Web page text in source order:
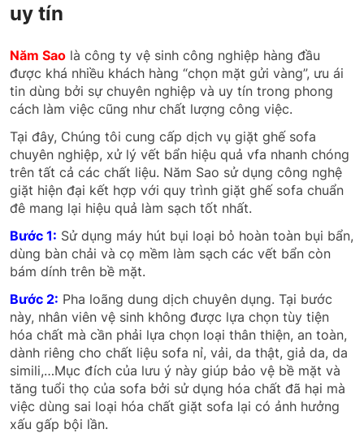
uy tín
Năm Sao là công ty vệ sinh công nghiệp hàng đầu
được khá nhiều khách hàng “chọn mặt gửi vàng”, ưu ái
tin dùng bởi sự chuyên nghiệp và uy tín trong phong
cách làm việc cũng như chất lượng công việc.
Tại đây, Chúng tôi cung cấp dịch vụ giặt ghế sofa
chuyên nghiệp, xử lý vết bẩn hiệu quả vfa nhanh chóng
trên tất cả các chất liệu. Năm Sao sử dụng công nghệ
giặt hiện đại kết hợp với quy trình giặt ghế sofa chuẩn
đê mang lại hiệu quả làm sạch tốt nhất.
Bước 1: Sử dụng máy hút bụi loại bỏ hoàn toàn bụi bẩn,
dùng bàn chải và cọ mềm làm sạch các vết bẩn còn
bám dính trên bề mặt.
Bước 2: Pha loãng dung dịch chuyên dụng. Tại bước
này, nhân viên vệ sinh không được lựa chọn tùy tiện
hóa chất mà cần phải lựa chọn loại thân thiện, an toàn,
dành riêng cho chất liệu sofa nỉ, vải, da thật, giả da, da
simili,…Mục đích của lưu ý này giúp bảo vệ bề mặt và
tăng tuổi thọ của sofa bởi sử dụng hóa chất đã hại mà
việc dùng sai loại hóa chất giặt sofa lại có ảnh hưởng
xấu gấp bội lần.